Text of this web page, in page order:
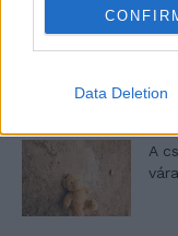
Data Deletion
A